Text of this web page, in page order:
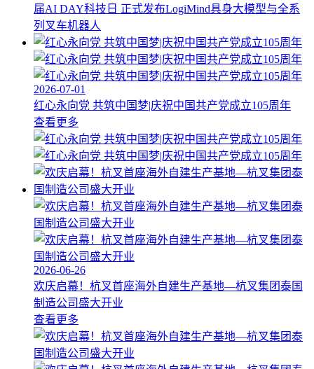
2026-07-01
红心永向党 共筑中国梦|庆祝中国共产党成立105周年
查看更多
2026-06-26
欢庆启幕！杭叉首座海外自建生产基地—杭叉集团泰国
制造公司盛大开业
查看更多